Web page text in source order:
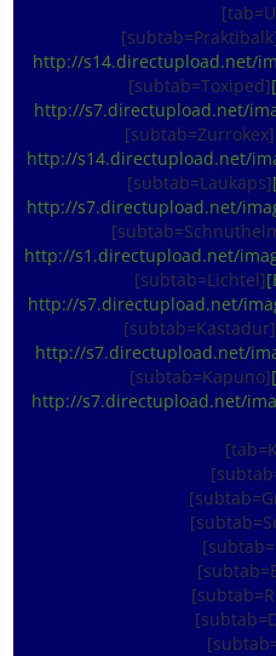
http://s14.directupload.net/
[subtab=Toxiped]
http://s7.directupload.net/
[subtab=Zurrokex]
http://s14.directupload.net/
[subtab=Laukaps]
http://s7.directupload.net/
http://s1.directupload.net/
[subtab=Lichtel]
http://s7.directupload.net/
[subtab=Kastadur]
http://s7.directupload.net/
[subtab=Kapuno]
http://s7.directupload.net/